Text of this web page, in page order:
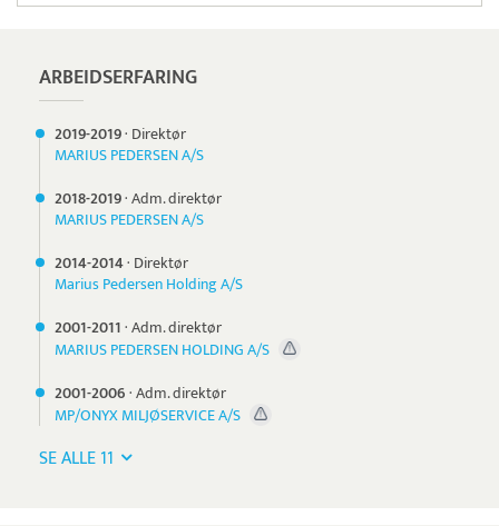
ARBEIDSERFARING
2019-2019· Direktør
MARIUS PEDERSEN A/S
2018-2019·Adm. direktør
MARIUS PEDERSEN A/S
2014-2014· Direktør
Marius Pedersen Holding A/S
2001-2011·Adm. direktør
MARIUS PEDERSEN HOLDING A/S
2001-2006·Adm. direktør
MP/ONYX MILJØSERVICE A/S
SE ALLE 11